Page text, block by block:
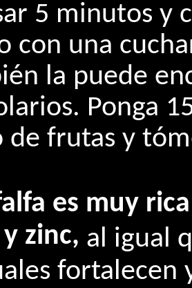
5 minutos y
con una
la puede
Ponga
de frutas y
es muy
zinc, al igual
fortalecen